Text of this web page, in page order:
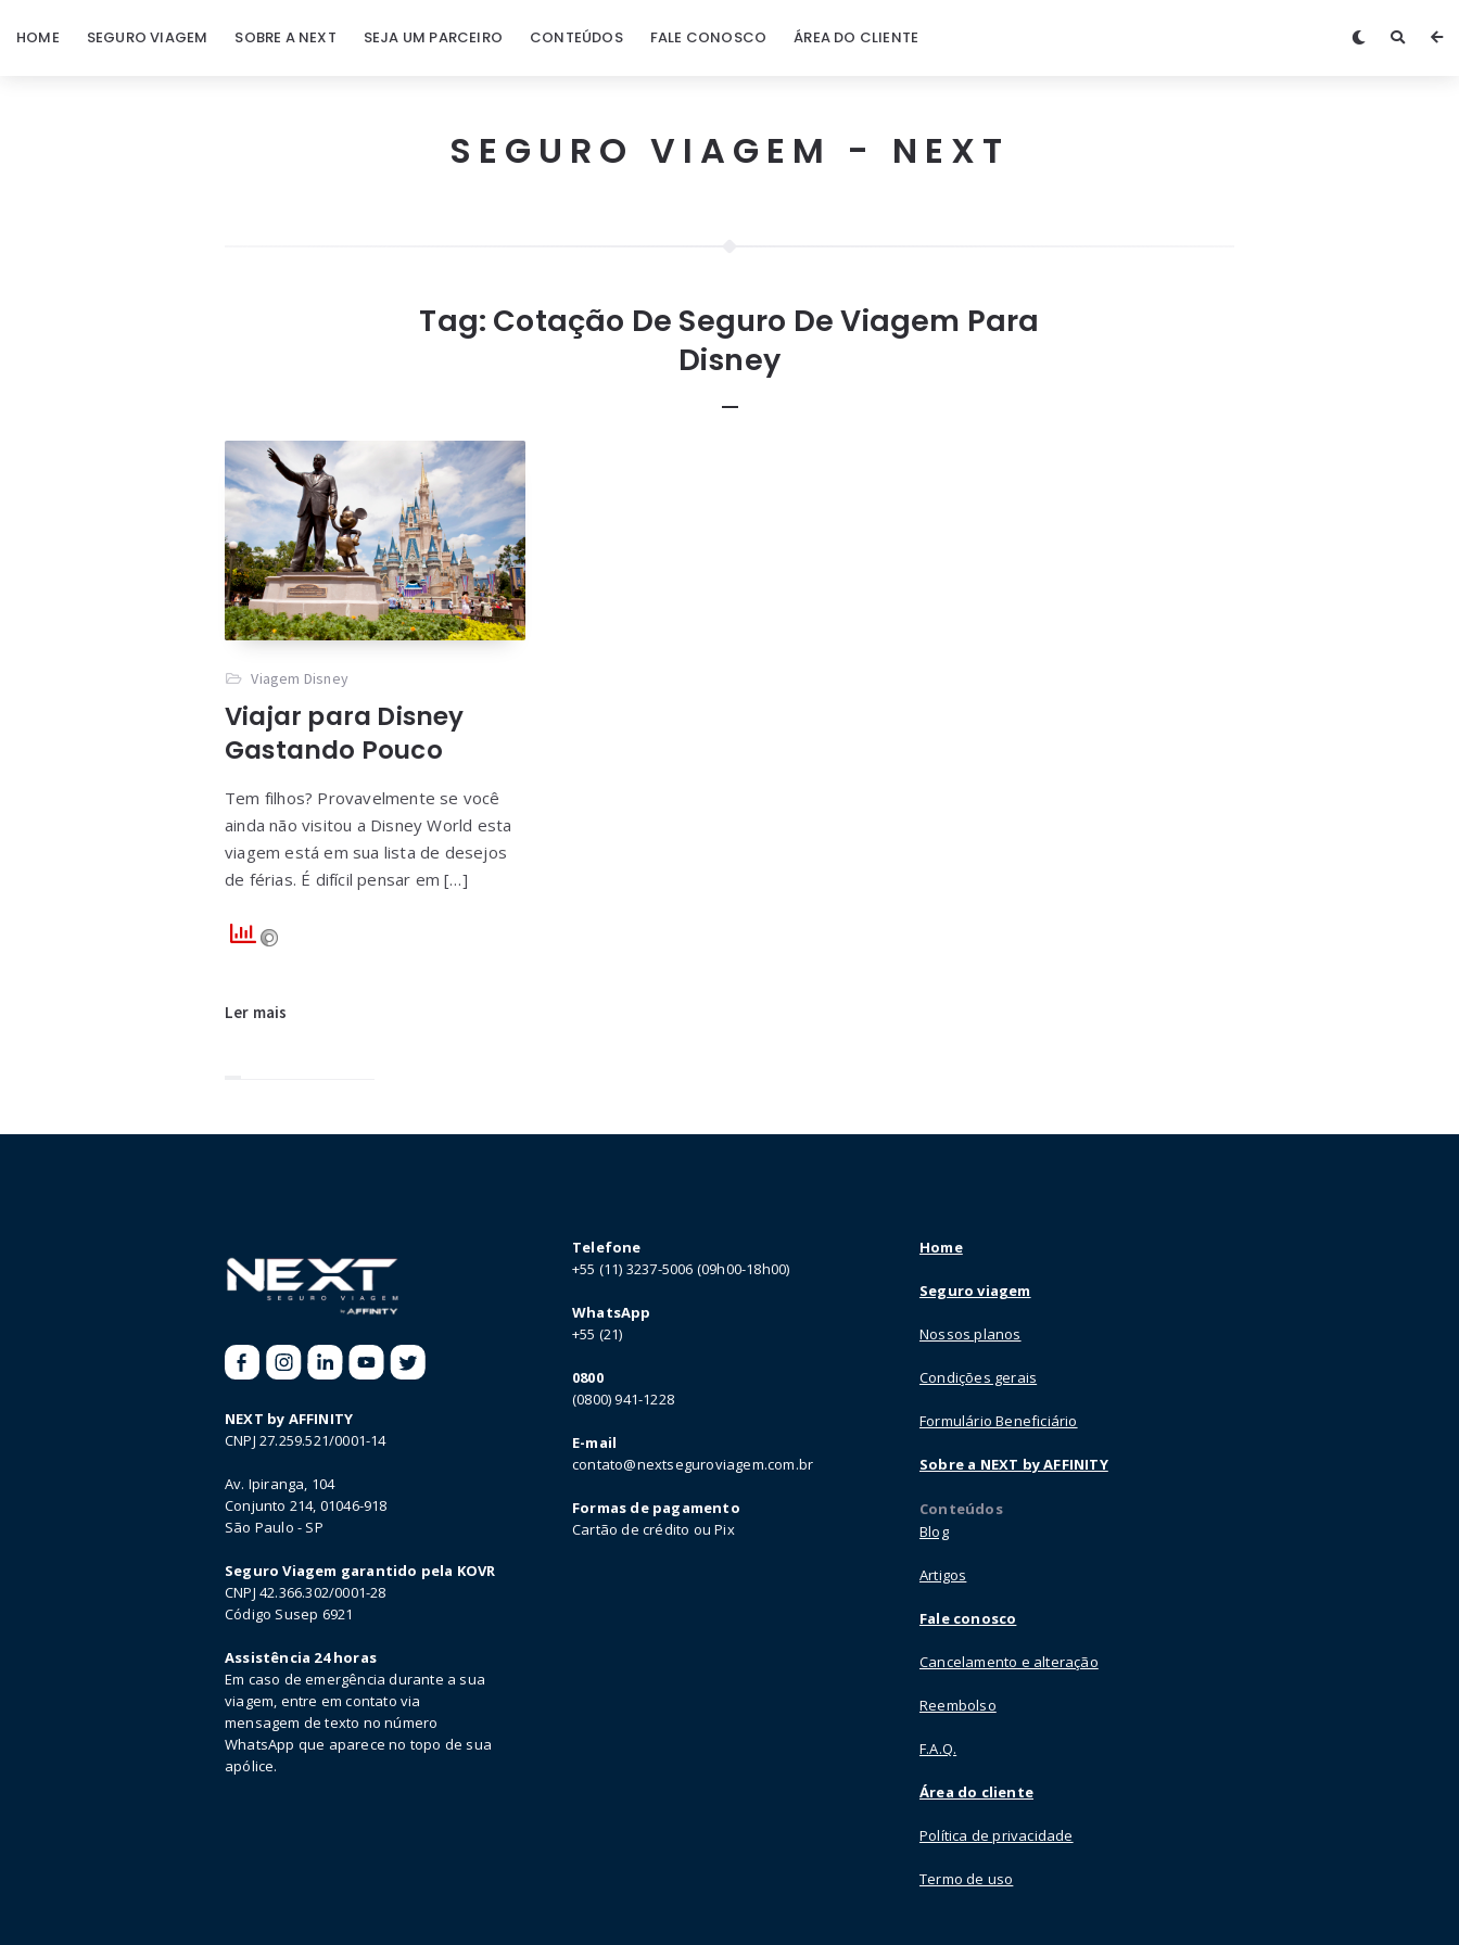
HOME SEGURO VIAGEM SOBRE A NEXT SEJA UM PARCEIRO CONTEÚDOS FALE CONOSCO ÁREA DO CLIENTE
SEGURO VIAGEM - NEXT
Tag: Cotação De Seguro De Viagem Para
Disney
Viagem Disney
Viajar para Disney
Gastando Pouco
Tem filhos? Provavelmente se você
ainda não visitou a Disney World esta
viagem está em sua lista de desejos
de férias. É difícil pensar em […]
Ler mais
NEXT by AFFINITY
CNPJ 27.259.521/0001-14
Av. Ipiranga, 104
Conjunto 214, 01046-918
São Paulo - SP
Seguro Viagem garantido pela KOVR
CNPJ 42.366.302/0001-28
Código Susep 6921
Assistência 24 horas
Em caso de emergência durante a sua
viagem, entre em contato via
mensagem de texto no número
WhatsApp que aparece no topo de sua
apólice.
Telefone
+55 (11) 3237-5006 (09h00-18h00)
WhatsApp
+55 (21)
0800
(0800) 941-1228
E-mail
contato@nextseguroviagem.com.br
Formas de pagamento
Cartão de crédito ou Pix
Home
Seguro viagem
Nossos planos
Condições gerais
Formulário Beneficiário
Sobre a NEXT by AFFINITY
Conteúdos
Blog
Artigos
Fale conosco
Cancelamento e alteração
Reembolso
F.A.Q.
Área do cliente
Política de privacidade
Termo de uso